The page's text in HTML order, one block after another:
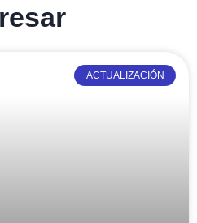
ACTUALIZACIÓN